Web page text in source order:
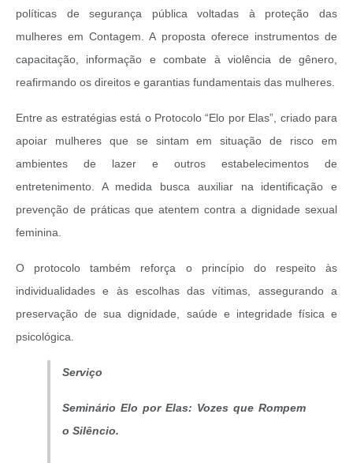
políticas de segurança pública voltadas à proteção das
mulheres em Contagem. A proposta oferece instrumentos de
capacitação, informação e combate à violência de gênero,
reafirmando os direitos e garantias fundamentais das mulheres.
Entre as estratégias está o Protocolo “Elo por Elas”, criado para
apoiar mulheres que se sintam em situação de risco em
ambientes de lazer e outros estabelecimentos de
entretenimento. A medida busca auxiliar na identificação e
prevenção de práticas que atentem contra a dignidade sexual
feminina.
O protocolo também reforça o princípio do respeito às
individualidades e às escolhas das vítimas, assegurando a
preservação de sua dignidade, saúde e integridade física e
psicológica.
Serviço
Seminário Elo por Elas: Vozes que Rompem
o Silêncio.